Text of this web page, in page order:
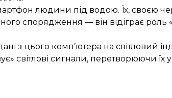
людини під водою. Їх, своєю
спорядження — він відіграє роль
з цього комп’ютера на світловий
світлові сигнали, перетворюючи їх